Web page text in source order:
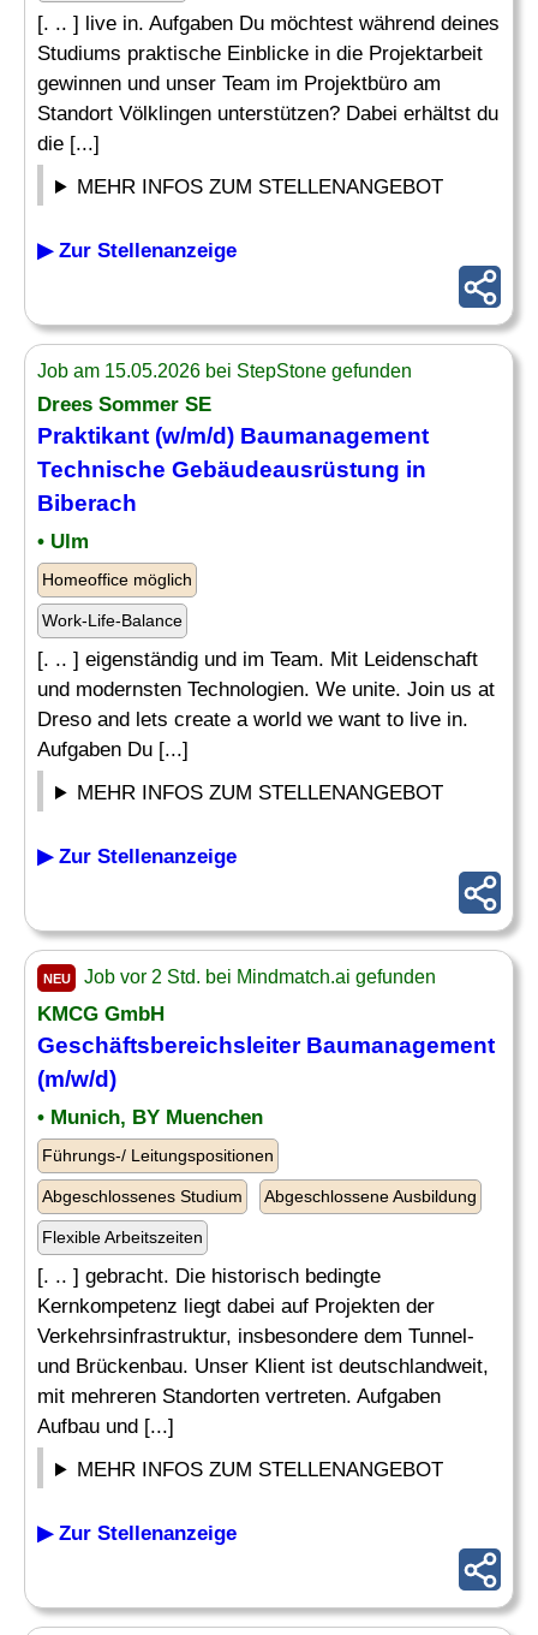
[. .. ] live in. Aufgaben Du möchtest während deines
Studiums praktische Einblicke in die Projektarbeit
gewinnen und unser Team im Projektbüro am
Standort Völklingen unterstützen? Dabei erhältst du
die [...]
MEHR INFOS ZUM STELLENANGEBOT
▶ Zur Stellenanzeige
Job am 15.05.2026 bei StepStone gefunden
Drees Sommer SE
Praktikant (w/m/d) Baumanagement
Technische Gebäudeausrüstung in
Biberach
• Ulm
Homeoffice möglich
Work-Life-Balance
[. .. ] eigenständig und im Team. Mit Leidenschaft
und modernsten Technologien. We unite. Join us at
Dreso and lets create a world we want to live in.
Aufgaben Du [...]
MEHR INFOS ZUM STELLENANGEBOT
▶ Zur Stellenanzeige
NEU Job vor 2 Std. bei Mindmatch.ai gefunden
KMCG GmbH
Geschäftsbereichsleiter Baumanagement
(m/w/d)
• Munich, BY Muenchen
Führungs-/ Leitungspositionen
Abgeschlossenes Studium Abgeschlossene Ausbildung
Flexible Arbeitszeiten
[. .. ] gebracht. Die historisch bedingte
Kernkompetenz liegt dabei auf Projekten der
Verkehrsinfrastruktur, insbesondere dem Tunnel-
und Brückenbau. Unser Klient ist deutschlandweit,
mit mehreren Standorten vertreten. Aufgaben
Aufbau und [...]
MEHR INFOS ZUM STELLENANGEBOT
▶ Zur Stellenanzeige